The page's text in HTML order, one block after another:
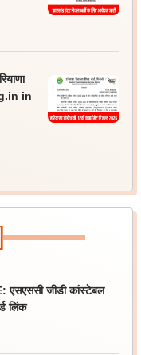
in
जीडी कांस्टेबल
लिंक